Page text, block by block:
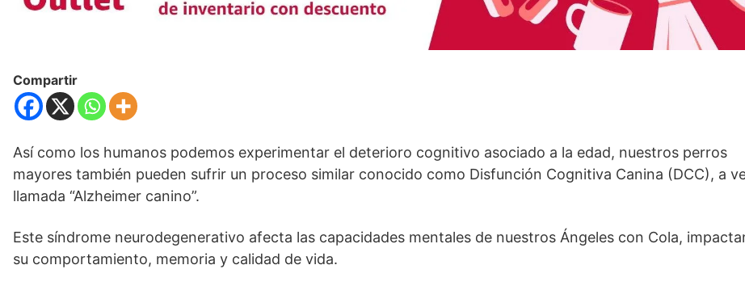
Compartir
Así como los humanos podemos experimentar el deterioro cognitivo asociado a la edad, nuestros perros
mayores también pueden sufrir un proceso similar conocido como Disfunción Cognitiva Canina (DCC), a
llamada “Alzheimer canino”.
Este síndrome neurodegenerativo afecta las capacidades mentales de nuestros Ángeles con Cola,
su comportamiento, memoria y calidad de vida.